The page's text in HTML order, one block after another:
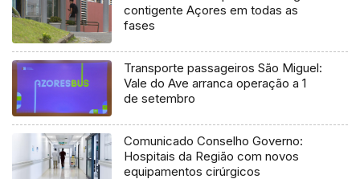
contigente Açores em todas as
fases
Transporte passageiros São Miguel:
Vale do Ave arranca operação a 1
de setembro
Comunicado Conselho Governo:
Hospitais da Região com novos
equipamentos cirúrgicos